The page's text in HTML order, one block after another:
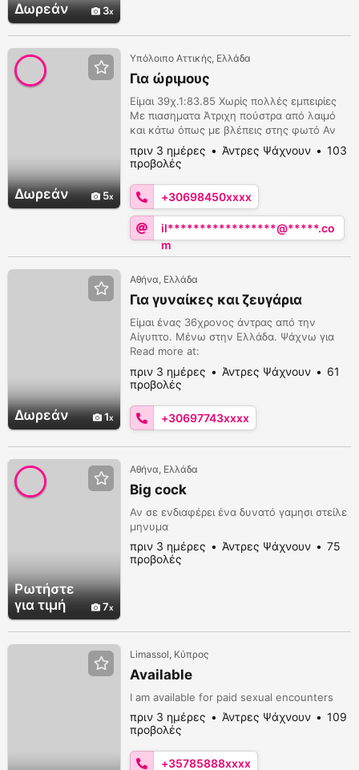
Δωρεάν 3
Δωρεάν 5
Υπόλοιπο Αττικής, Ελλάδα
Για ώριμους
Είμαι 39χ.1:83.85 Χωρίς πολλές εμπειρίες
Με πιασηματα Άτριχη πούστρα από λαιμό
και κάτω όπως με βλέπεις στης φωτό Αν
είσαι άγριος από 50 και πάνω και θες να
γαμάς στο πάρκο Τρίτση στείλε μνμ όχι
κλήσεις να κανονίσουμε 6984501200
πριν 3 ημέρες Άντρες Ψάχνουν
103
προβολές
+30698450xxxx
il*****************@*****.co
m
Δωρεάν 1
Αθήνα, Ελλάδα
Για γυναίκες και ζευγάρια
Είμαι ένας 36χρονος άντρας από την
Αίγυπτο. Μένω στην Ελλάδα. Ψάχνω για
Read more at:
https://www.kalosex.com/el/item/new και
ζευγάρι για μυστική σχέση. Αν θέλετε σεξ,
απλώς στείλτε μου μήνυμα στο WhatsApp ή
στο Viber. 6977431028
πριν 3 ημέρες Άντρες Ψάχνουν
61
προβολές
+30697743xxxx
Ρωτήστε
για τιμή
7
Αθήνα, Ελλάδα
Big cock
Αν σε ενδιαφέρει ένα δυνατό γαμησι στείλε
μηνυμα
πριν 3 ημέρες Άντρες Ψάχνουν
75
προβολές
Limassol, Κύπρος
Available
I am available for paid sexual encounters
πριν 3 ημέρες Άντρες Ψάχνουν
109
προβολές
+35785888xxxx